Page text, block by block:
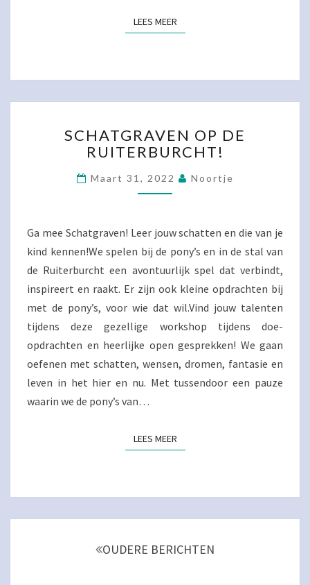
LEES MEERLEES MEER
OP
DE
SCHATGRAVEN OP DE
RUITERBURCHT!
Maart 31, 2022 Noortje
Ga mee Schatgraven! Leer jouw schatten en die van je
kind kennen!We spelen bij de pony’s en in de stal van
de Ruiterburcht een avontuurlijk spel dat verbindt,
inspireert en raakt. Er zijn ook kleine opdrachten bij
met de pony’s, voor wie dat wil.Vind jouw talenten
tijdens deze gezellige workshop tijdens doe-
opdrachten en heerlijke open gesprekken! We gaan
oefenen met schatten, wensen, dromen, fantasie en
leven in het hier en nu. Met tussendoor een pauze
waarin we de pony’s van…
LEES MEERLEES MEER
OUDERE BERICHTEN